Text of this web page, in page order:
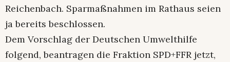
Reichenbach. Sparmaßnahmen im Rathaus seien
ja bereits beschlossen.
Dem Vorschlag der Deutschen Umwelthilfe
folgend, beantragen die Fraktion SPD+FFR jetzt,